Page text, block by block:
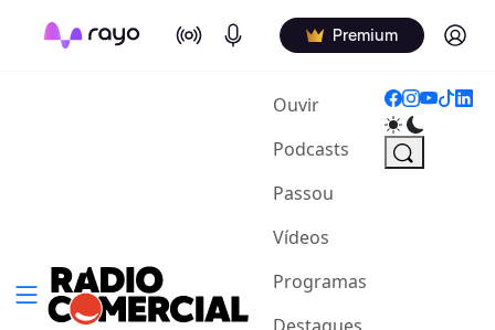
On Air Podcasts Premium Log in
Ouvir(current)
Podcasts
Passou
Vídeos
Programas